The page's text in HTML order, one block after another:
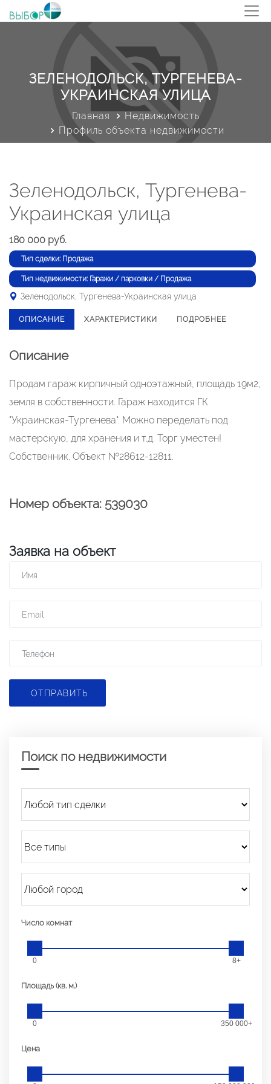
ЗЕЛЕНОДОЛЬСК, ТУРГЕНЕВА-
УКРАИНСКАЯ УЛИЦА
Главная
Недвижимость
Профиль объекта недвижимости
Зеленодольск, Тургенева-
Украинская улица
180 000 руб.
Тип сделки: Продажа
Тип недвижимости: Гаражи / парковки / Продажа
Зеленодольск, Тургенева-Украинская улица
ОПИСАНИЕ ХАРАКТЕРИСТИКИ ПОДРОБНЕЕ
Описание
Продам гараж кирпичный одноэтажный, площадь 19м2,
земля в собственности. Гараж находится ГК
"Украинская-Тургенева". Можно переделать под
мастерскую, для хранения и т.д. Торг уместен!
Собственник. Объект №28612-12811.
Номер объекта: 539030
Заявка на объект
ОТПРАВИТЬ
Поиск по недвижимости
Число комнат
0 8+
Площадь (кв. м.)
0 350 000+
Цена